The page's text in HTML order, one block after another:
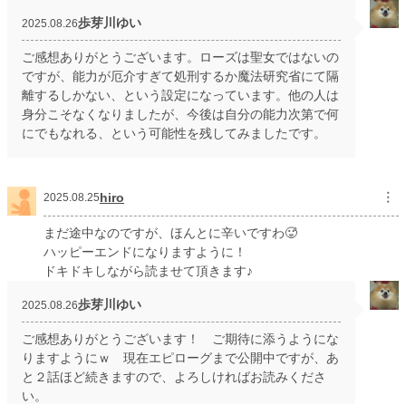
2025.08.26歩芽川ゆい
ご感想ありがとうございます。ローズは聖女ではないの
ですが、能力が厄介すぎて処刑するか魔法研究省にて隔
離するしかない、という設定になっています。他の人は
身分こそなくなりましたが、今後は自分の能力次第で何
にでもなれる、という可能性を残してみましたです。
2025.08.25hiro ︙
まだ途中なのですが、ほんとに辛いですわ🥵
ハッピーエンドになりますように！
ドキドキしながら読ませて頂きます♪
2025.08.26歩芽川ゆい
ご感想ありがとうございます！ ご期待に添うようにな
りますようにｗ 現在エピローグまで公開中ですが、あ
と２話ほど続きますので、よろしければお読みくださ
い。